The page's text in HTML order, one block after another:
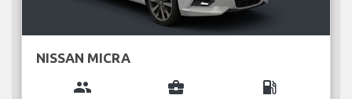
NISSAN MICRA
group business_center local_gas_station